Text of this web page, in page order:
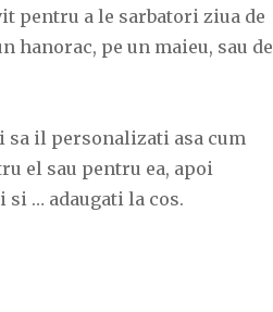
pentru a le sarbatori ziua de
hanorac, pe un maieu, sau de
sa il personalizati asa cum
el sau pentru ea, apoi
… adaugati la cos.